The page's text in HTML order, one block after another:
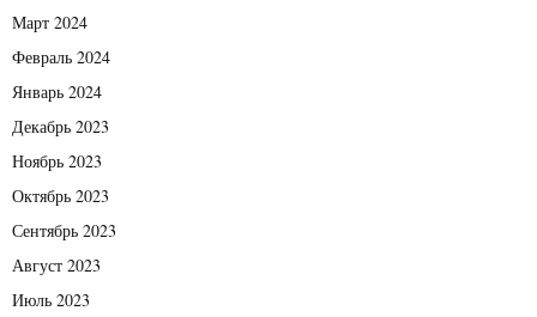
Март 2024
Февраль 2024
Январь 2024
Декабрь 2023
Ноябрь 2023
Октябрь 2023
Сентябрь 2023
Август 2023
Июль 2023